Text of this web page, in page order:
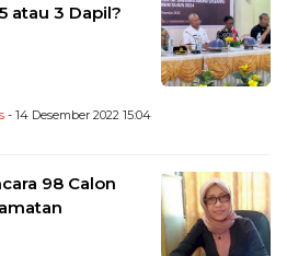
atau 3 Dapil?
- 14 Desember 2022 15:04
98 Calon